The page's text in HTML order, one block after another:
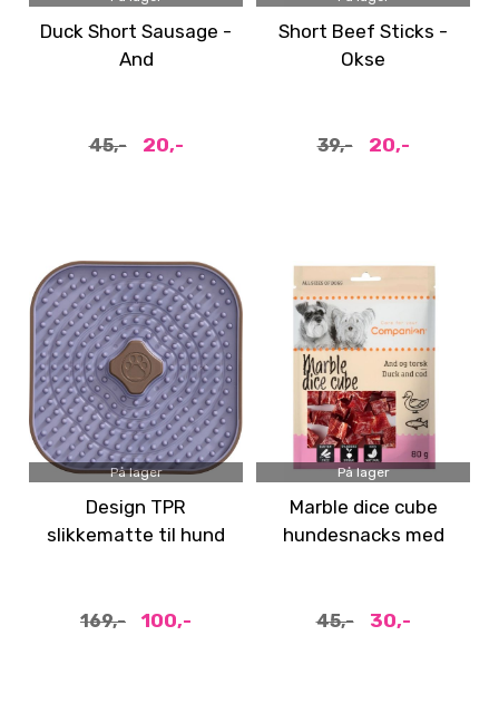
Duck Short Sausage -
And
45,- 20,-
Short Beef Sticks -
Okse
39,- 20,-
På lager
Design TPR
slikkematte til hund
169,- 100,-
På lager
Marble dice cube
hundesnacks med
45,- 30,-